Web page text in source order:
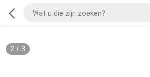
2/ 3